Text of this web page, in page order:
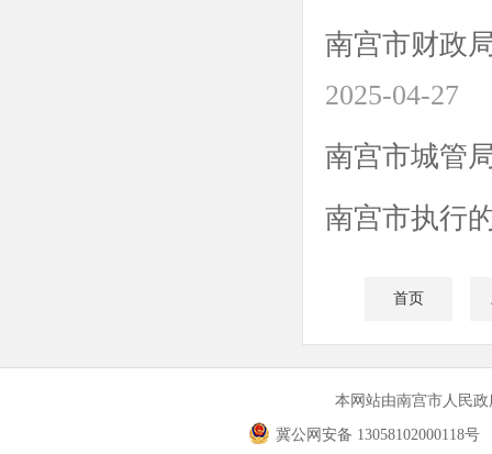
南宫市财政
2025-04-27
南宫市城管
南宫市执行
首页
本网站由南宫市人民
冀公网安备 13058102000118号